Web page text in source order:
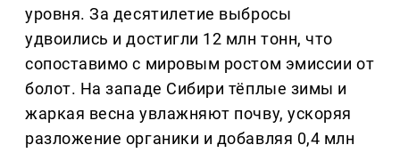
уровня. За десятилетие выбросы
удвоились и достигли 12 млн тонн, что
сопоставимо с мировым ростом эмиссии от
болот. На западе Сибири тёплые зимы и
жаркая весна увлажняют почву, ускоряя
разложение органики и добавляя 0,4 млн